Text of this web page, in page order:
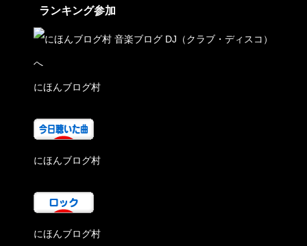
ランキング参加
にほんブログ村
にほんブログ村
にほんブログ村